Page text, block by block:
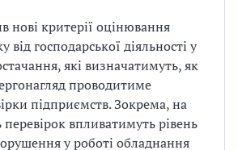
нові критерії оцінювання
від господарської діяльності у
які визначатимуть, як
проводитиме
підприємств. Зокрема, на
перевірок впливатимуть рівень
у роботі обладнання